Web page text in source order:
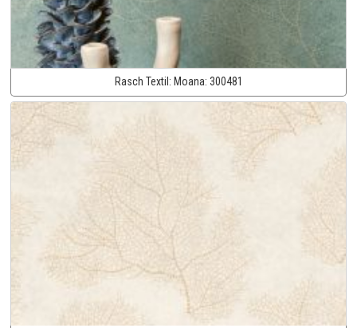
Rasch Textil: Moana: 300481